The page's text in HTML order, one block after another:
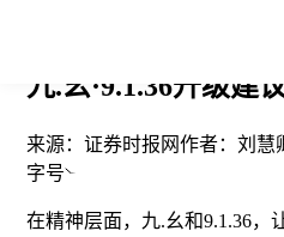
九.幺·9.1.36升级建
来源： 证券时报网作者： 刘慧
字号
在精神层面，九.幺和9.1.36